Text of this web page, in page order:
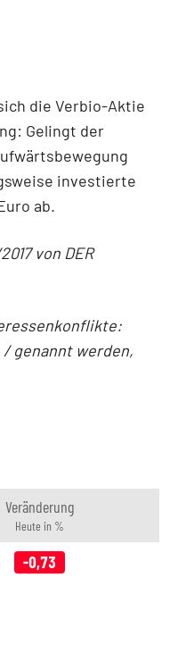
die Verbio-Aktie
Gelingt der
investierte
ab.
von DER
genannt werden,
Veränderung
Heute in %
-0,73